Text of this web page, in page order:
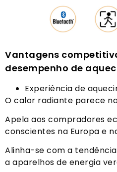
Vantagens
desempenho de
Experiência de
O calor radiante parece
Apela aos compradores
conscientes na Europa e
Alinha-se com a
a aparelhos de energia